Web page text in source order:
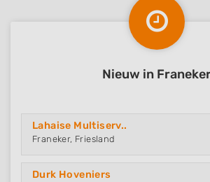
Nieuw in
Lahaise Multiserv..
Franeker, Friesland
Durk Hoveniers